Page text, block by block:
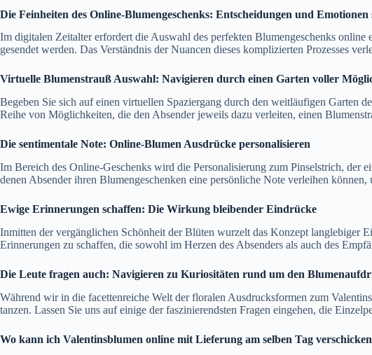
Die Feinheiten des Online-Blumengeschenks: Entscheidungen und Emotionen
Im digitalen Zeitalter erfordert die Auswahl des perfekten Blumengeschenks
gesendet werden. Das Verständnis der Nuancen dieses komplizierten Prozesses
Virtuelle Blumenstrauß Auswahl: Navigieren durch einen Garten voller
Begeben Sie sich auf einen virtuellen Spaziergang durch den weitläufigen Garten
Reihe von Möglichkeiten, die den Absender jeweils dazu verleiten, einen
Die sentimentale Note: Online-Blumen Ausdrücke personalisieren
Im Bereich des Online-Geschenks wird die Personalisierung zum Pinselstrich,
denen Absender ihren Blumengeschenken eine persönliche Note verleihen
Ewige Erinnerungen schaffen: Die Wirkung bleibender Eindrücke
Inmitten der vergänglichen Schönheit der Blüten wurzelt das Konzept langlebiger
Erinnerungen zu schaffen, die sowohl im Herzen des Absenders als auch des
Die Leute fragen auch: Navigieren zu Kuriositäten rund um den
Während wir in die facettenreiche Welt der floralen Ausdrucksformen zum
tanzen. Lassen Sie uns auf einige der faszinierendsten Fragen eingehen, die
Wo kann ich Valentinsblumen online mit Lieferung am selben Tag